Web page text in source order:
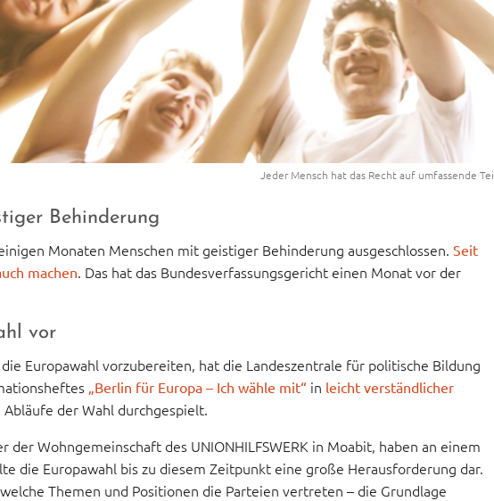
Jeder Mensch hat das Recht auf umfassende
Behinderung
Monaten Menschen mit geistiger Behinderung ausgeschlossen. Seit
machen. Das hat das Bundesverfassungsgericht einen Monat vor der
vor
Europawahl vorzubereiten, hat die Landeszentrale für politische Bildung
„Berlin für Europa – Ich wähle mit“ in leicht verständlicher
der Wahl durchgespielt.
Wohngemeinschaft des UNIONHILFSWERK in Moabit, haben an einem
die Europawahl bis zu diesem Zeitpunkt eine große Herausforderung dar.
Themen und Positionen die Parteien vertreten – die Grundlage